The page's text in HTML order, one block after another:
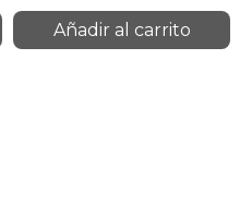
Añadir al carrito